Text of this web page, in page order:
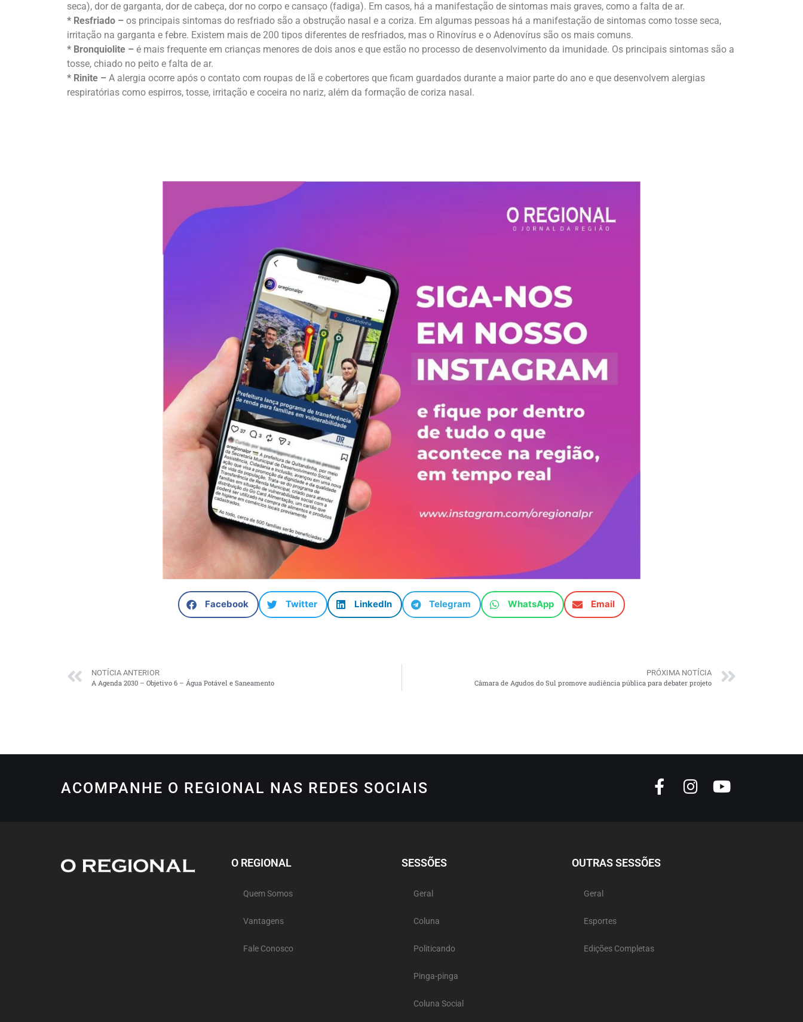
seca), dor de garganta, dor de cabeça, dor no corpo e cansaço (fadiga). Em casos, há a manifestação de sintomas mais graves, como a falta de ar.
* Resfriado – os principais sintomas do resfriado são a obstrução nasal e a coriza. Em algumas pessoas há a manifestação de sintomas como tosse seca,
irritação na garganta e febre. Existem mais de 200 tipos diferentes de resfriados, mas o Rinovírus e o Adenovírus são os mais comuns.
* Bronquiolite – é mais frequente em crianças menores de dois anos e que estão no processo de desenvolvimento da imunidade. Os principais sintomas são a
tosse, chiado no peito e falta de ar.
* Rinite – A alergia ocorre após o contato com roupas de lã e cobertores que ficam guardados durante a maior parte do ano e que desenvolvem alergias
respiratórias como espirros, tosse, irritação e coceira no nariz, além da formação de coriza nasal.
Facebook Twitter LinkedIn Telegram WhatsApp Email
NOTÍCIA ANTERIOR
A Agenda 2030 – Objetivo 6 – Água Potável e Saneamento
PRÓXIMA NOTÍCIA
Câmara de Agudos do Sul promove audiência pública para debater projeto
ACOMPANHE O REGIONAL NAS REDES SOCIAIS
O REGIONAL
Quem Somos
Vantagens
Fale Conosco
SESSÕES
Geral
Coluna
Politicando
Pinga-pinga
Coluna Social
OUTRAS SESSÕES
Geral
Esportes
Edições Completas